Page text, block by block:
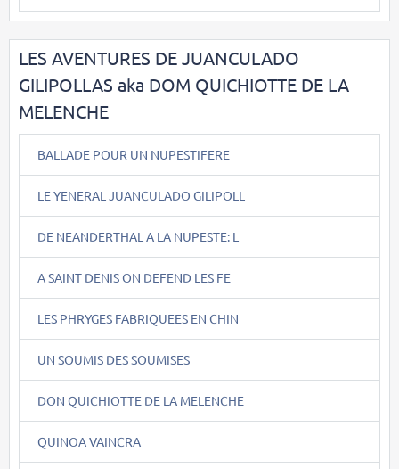
LES AVENTURES DE JUANCULADO
GILIPOLLAS aka DOM QUICHIOTTE DE LA
MELENCHE
BALLADE POUR UN NUPESTIFERE
LE YENERAL JUANCULADO GILIPOLL
DE NEANDERTHAL A LA NUPESTE: L
A SAINT DENIS ON DEFEND LES FE
LES PHRYGES FABRIQUEES EN CHIN
UN SOUMIS DES SOUMISES
DON QUICHIOTTE DE LA MELENCHE
QUINOA VAINCRA